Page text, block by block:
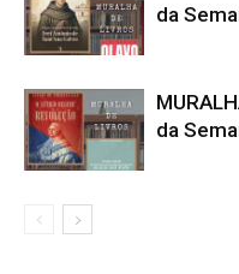
da
da